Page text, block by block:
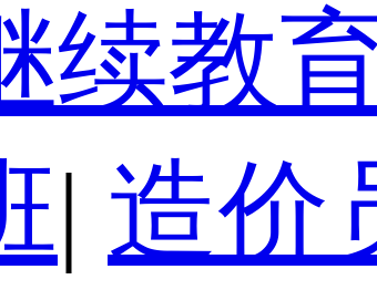
续教
| 造价